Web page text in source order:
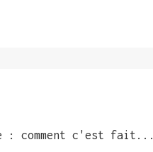
: comment c'est fait...